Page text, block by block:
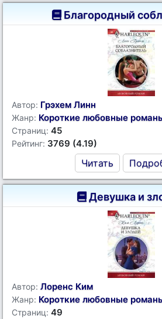
Благородный
Автор: Грэхем Линн
Жанр: Короткие любовные
Страниц: 45
Рейтинг: 3769 (4.19)
Читать
Девушка и
Автор: Лоренс Ким
Жанр: Короткие любовные
Страниц: 49